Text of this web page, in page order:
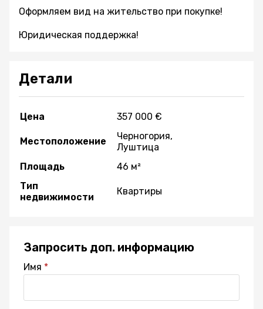
Оформляем вид на жительство при покупке!
Юридическая поддержка!
Детали
Цена 357 000 €
Местоположение
Черногория,
Луштица
Площадь
46 м²
Тип
недвижимости
Квартиры
Запросить доп. информацию
Имя